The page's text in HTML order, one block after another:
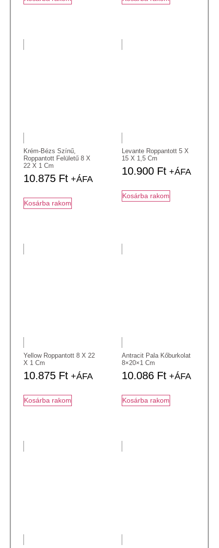
Krém-Bézs Színű,
Roppantott Felületű 8 X
22 X 1 Cm
10.875 Ft +ÁFA
Kosárba rakom
Levante Roppantott 5 X
15 X 1,5 Cm
10.900 Ft +ÁFA
Kosárba rakom
Yellow Roppantott 8 X 22
X 1 Cm
10.875 Ft +ÁFA
Kosárba rakom
Antracit Pala Kőburkolat
8×20×1 Cm
10.086 Ft +ÁFA
Kosárba rakom